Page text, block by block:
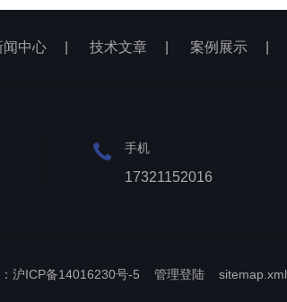
闻中心 技术文章 案例展示
手机
17321152016
沪ICP备14016230号-5 管理登陆 sitemap.xml